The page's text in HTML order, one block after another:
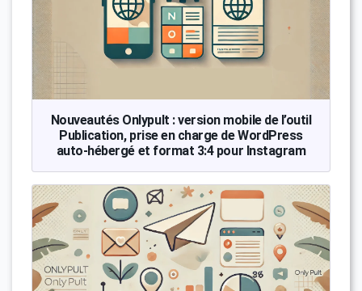
Nouveautés Onlypult : version mobile de l’outil
Publication, prise en charge de WordPress
auto-hébergé et format 3:4 pour Instagram